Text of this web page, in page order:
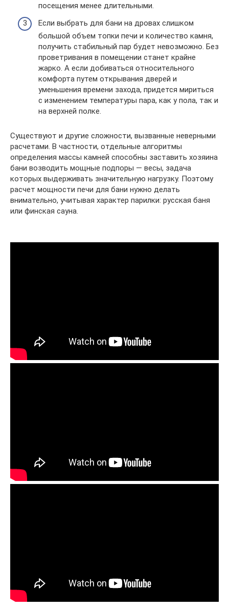
посещения менее длительными.
Если выбрать для бани на дровах слишком
большой объем топки печи и количество камня,
получить стабильный пар будет невозможно. Без
проветривания в помещении станет крайне
жарко. А если добиваться относительного
комфорта путем открывания дверей и
уменьшения времени захода, придется мириться
с изменением температуры пара, как у пола, так и
на верхней полке.
Существуют и другие сложности, вызванные неверными
расчетами. В частности, отдельные алгоритмы
определения массы камней способны заставить хозяина
бани возводить мощные подпоры — весы, задача
которых выдерживать значительную нагрузку. Поэтому
расчет мощности печи для бани нужно делать
внимательно, учитывая характер парилки: русская баня
или финская сауна.